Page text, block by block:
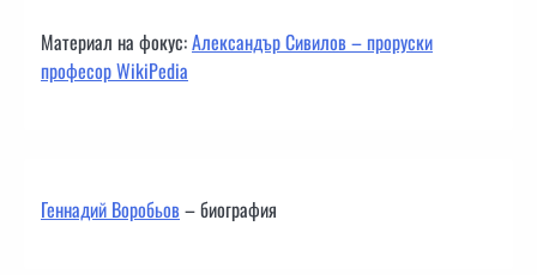
Материал на фокус:Александър Сивилов – проруски
професор WikiPedia
Геннадий Воробьов– биография